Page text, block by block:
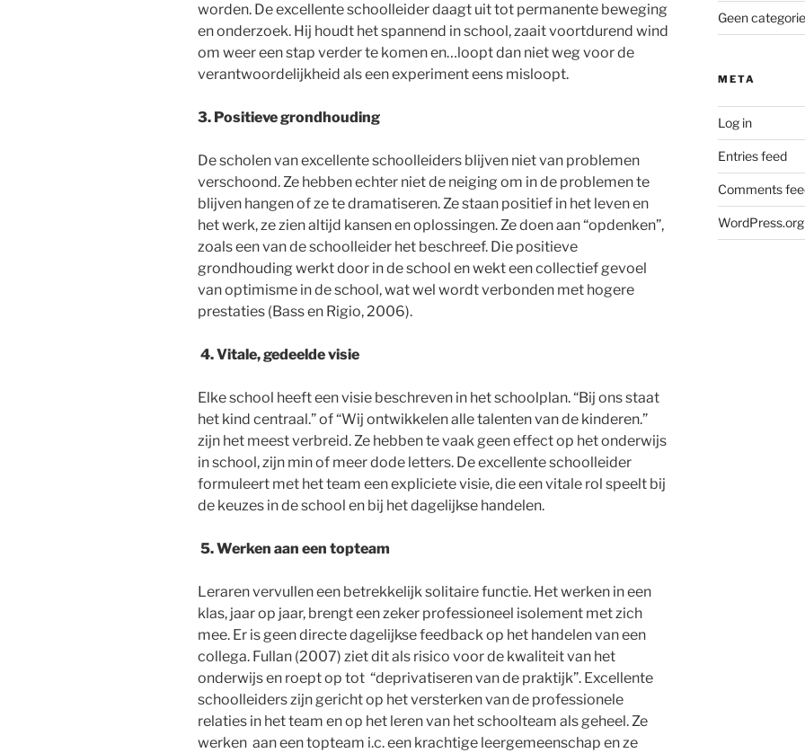
worden. De excellente schoolleider daagt uit tot permanente beweging
en onderzoek. Hij houdt het spannend in school, zaait voortdurend wind
om weer een stap verder te komen en…loopt dan niet weg voor de
verantwoordelijkheid als een experiment eens misloopt.
3. Positieve grondhouding
De scholen van excellente schoolleiders blijven niet van problemen
verschoond. Ze hebben echter niet de neiging om in de problemen te
blijven hangen of ze te dramatiseren. Ze staan positief in het leven en
het werk, ze zien altijd kansen en oplossingen. Ze doen aan “opdenken”,
zoals een van de schoolleider het beschreef. Die positieve
grondhouding werkt door in de school en wekt een collectief gevoel
van optimisme in de school, wat wel wordt verbonden met hogere
prestaties (Bass en Rigio, 2006).
4.Vitale, gedeelde visie
Elke school heeft een visie beschreven in het schoolplan. “Bij ons staat
het kind centraal.” of “Wij ontwikkelen alle talenten van de kinderen.”
zijn het meest verbreid. Ze hebben te vaak geen effect op het onderwijs
in school, zijn min of meer dode letters. De excellente schoolleider
formuleert met het team een expliciete visie, die een vitale rol speelt bij
de keuzes in de school en bij het dagelijkse handelen.
5.Werken aan een topteam
Leraren vervullen een betrekkelijk solitaire functie. Het werken in een
klas, jaar op jaar, brengt een zeker professioneel isolement met zich
mee. Er is geen directe dagelijkse feedback op het handelen van een
collega. Fullan (2007) ziet dit als risico voor de kwaliteit van het
onderwijs en roept op tot “deprivatiseren van de praktijk”. Excellente
schoolleiders zijn gericht op het versterken van de professionele
relaties in het team en op het leren van het schoolteam als geheel. Ze
werken aan een topteam i.c. een krachtige leergemeenschap en ze
Geen categorie
META
Log in
Entries feed
Comments
WordPress.org